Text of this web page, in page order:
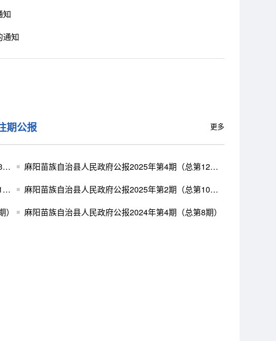
知
通知
期公报 更多
麻阳苗族自治县人民政府公报2026年第1期（总第13期）
麻阳苗族自治县人民政府公报2025年第4期（总第12期）
麻阳苗族自治县人民政府公报2025年第3期（总第11期）
麻阳苗族自治县人民政府公报2025年第2期（总第10期）
麻阳苗族自治县人民政府公报2024年第4期（总第8期）